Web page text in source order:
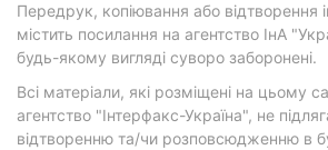
Передрук, копіювання або відтворення
містить посилання на агентство ІнА
будь-якому вигляді суворо заборонені.
Всі матеріали, які розміщені на цьому
агентство "Інтерфакс-Україна", не
відтворенню та/чи розповсюдженню в